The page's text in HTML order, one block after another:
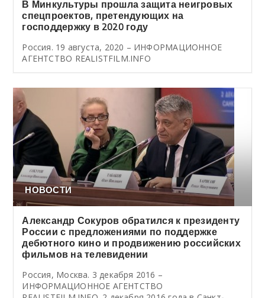
В Минкультуры прошла защита неигровых
спецпроектов, претендующих на
господдержку в 2020 году
Россия. 19 августа, 2020 – ИНФОРМАЦИОННОЕ
АГЕНТСТВО REALISTFILM.INFO
НОВОСТИ
Александр Сокуров обратился к президенту
России с предложениями по поддержке
дебютного кино и продвижению российских
фильмов на телевидении
Россия, Москва. 3 декабря 2016 –
ИНФОРМАЦИОННОЕ АГЕНТСТВО